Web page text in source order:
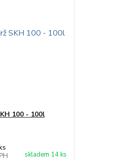
100 - 100l
skladem 14 ks